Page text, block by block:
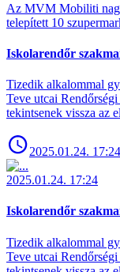
Az MVM Mobiliti
telepített 10
Iskolarendőr
Tizedik alkalommal
Teve utcai
tekintsenek vissza az
2025.01.24. 17:24
2025.01.24. 17:24
Iskolarendőr
Tizedik alkalommal
Teve utcai